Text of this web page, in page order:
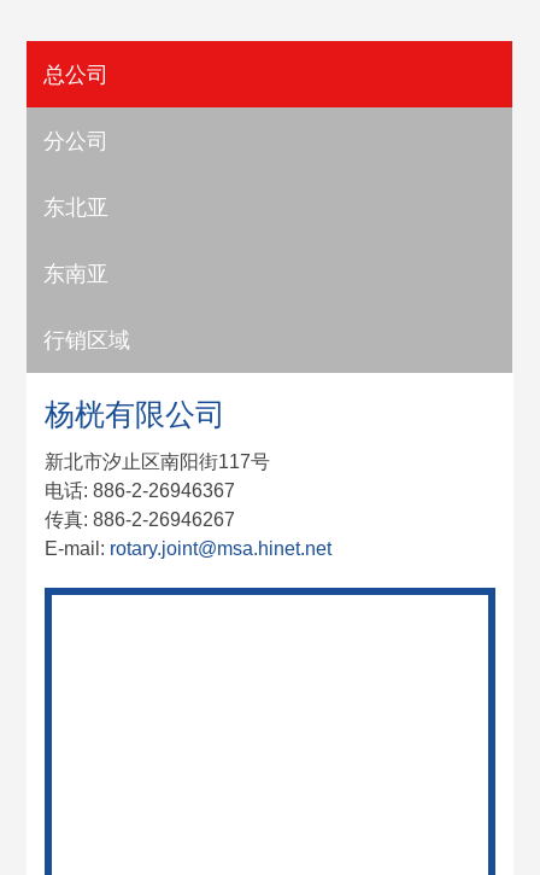
总公司
分公司
东北亚
东南亚
行销区域
杨桄有限公司
新北市汐止区南阳街117号
电话: 886-2-26946367
传真: 886-2-26946267
E-mail: rotary.joint@msa.hinet.net